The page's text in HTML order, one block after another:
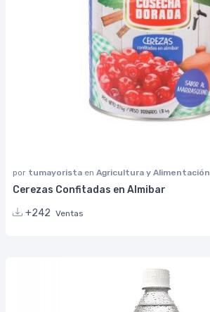
por tumayorista en Agricultura y Alimentación
Cerezas Confitadas en Almibar
+242 Ventas